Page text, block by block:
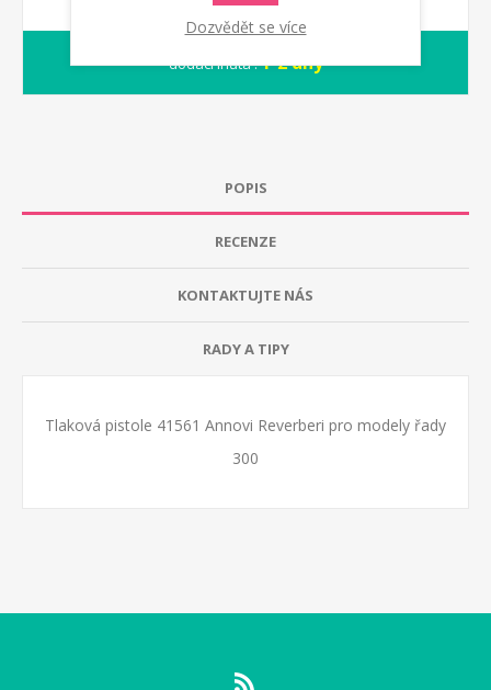
dodací lhůta :1-2 dny
POPIS
RECENZE
KONTAKTUJTE NÁS
RADY A TIPY
Tlaková pistole 41561 Annovi Reverberi pro modely řady
300
Dozvědět se více